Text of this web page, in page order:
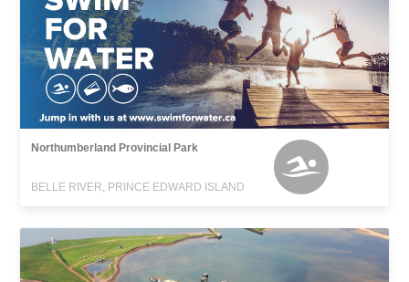
Northumberland Provincial Park
BELLE RIVER, PRINCE EDWARD ISLAND